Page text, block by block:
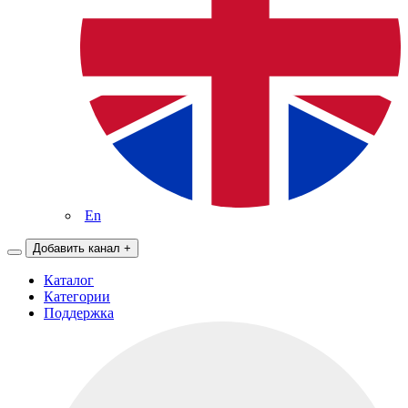
En
Добавить канал +
Каталог
Категории
Поддержка